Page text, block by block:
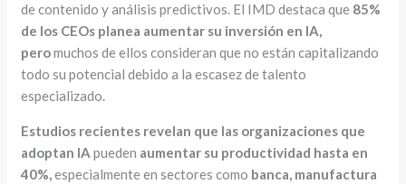
de contenido y análisis predictivos. El IMD destaca que 85%
de los CEOs planea aumentar su inversión en IA,
peromuchos de ellos consideran que no están capitalizando
todo su potencial debido a la escasez de talento
especializado.
Estudios recientes revelan que las organizaciones que
adoptan IApueden aumentar su productividad hasta en
40%,especialmente en sectores como banca, manufactura